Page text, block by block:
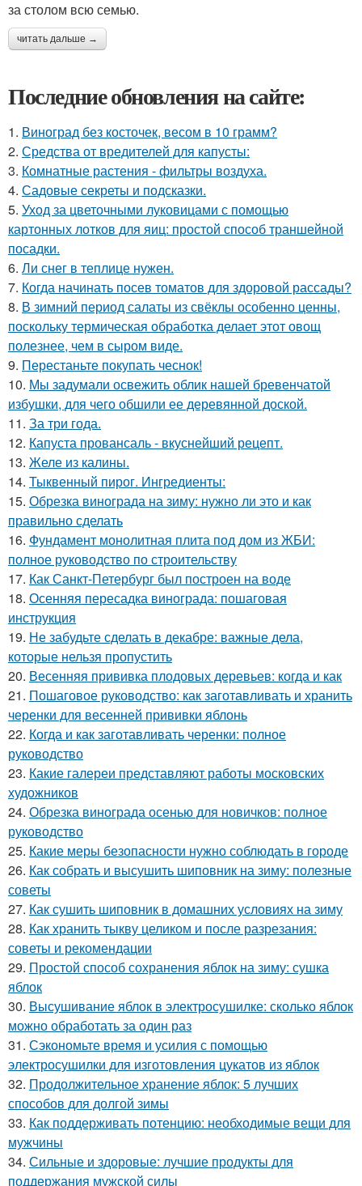
за столом всю семью.
читать дальше →
Последние обновления на сайте:
1. Виноград без косточек, весом в 10 грамм?
2. Средства от вредителей для капусты:
3. Комнатные растения - фильтры воздуха.
4. Садовые секреты и подсказки.
5. Уход за цветочными луковицами с помощью
картонных лотков для яиц: простой способ траншейной
посадки.
6. Ли снег в теплице нужен.
7. Когда начинать посев томатов для здоровой рассады?
8. В зимний период салаты из свёклы особенно ценны,
поскольку термическая обработка делает этот овощ
полезнее, чем в сыром виде.
9. Перестаньте покупать чеснок!
10. Мы задумали освежить облик нашей бревенчатой
избушки, для чего обшили ее деревянной доской.
11. За три года.
12. Капуста провансаль - вкуснейший рецепт.
13. Желе из калины.
14. Тыквенный пирог. Ингредиенты:
15. Обрезка винограда на зиму: нужно ли это и как
правильно сделать
16. Фундамент монолитная плита под дом из ЖБИ:
полное руководство по строительству
17. Как Санкт-Петербург был построен на воде
18. Осенняя пересадка винограда: пошаговая
инструкция
19. Не забудьте сделать в декабре: важные дела,
которые нельзя пропустить
20. Весенняя прививка плодовых деревьев: когда и как
21. Пошаговое руководство: как заготавливать и хранить
черенки для весенней прививки яблонь
22. Когда и как заготавливать черенки: полное
руководство
23. Какие галереи представляют работы московских
художников
24. Обрезка винограда осенью для новичков: полное
руководство
25. Какие меры безопасности нужно соблюдать в городе
26. Как собрать и высушить шиповник на зиму: полезные
советы
27. Как сушить шиповник в домашних условиях на зиму
28. Как хранить тыкву целиком и после разрезания:
советы и рекомендации
29. Простой способ сохранения яблок на зиму: сушка
яблок
30. Высушивание яблок в электросушилке: сколько яблок
можно обработать за один раз
31. Сэкономьте время и усилия с помощью
электросушилки для изготовления цукатов из яблок
32. Продолжительное хранение яблок: 5 лучших
способов для долгой зимы
33. Как поддерживать потенцию: необходимые вещи для
мужчины
34. Сильные и здоровые: лучшие продукты для
поддержания мужской силы